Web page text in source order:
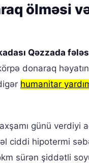
ölməsi
Qəzzada
donaraq
humanitar
günü verdiyi
ciddi hipotermi
sürən şiddətli